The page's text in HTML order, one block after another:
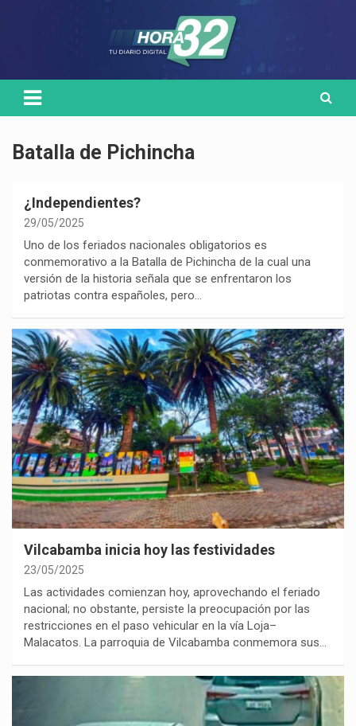
Batalla de Pichincha
¿Independientes?
29/05/2025
Uno de los feriados nacionales obligatorios es
conmemorativo a la Batalla de Pichincha de la cual una
versión de la historia señala que se enfrentaron los
patriotas contra españoles, pero…
Vilcabamba inicia hoy las festividades
23/05/2025
Las actividades comienzan hoy, aprovechando el feriado
nacional; no obstante, persiste la preocupación por las
restricciones en el paso vehicular en la vía Loja–
Malacatos. La parroquia de Vilcabamba conmemora sus…